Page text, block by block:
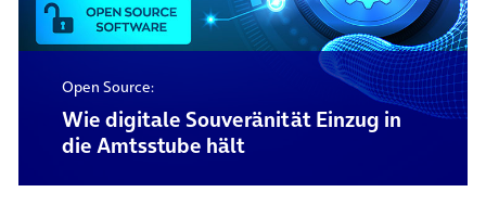
Open Source:
Wie digitale Souveränität Einzug in
die Amtsstube hält